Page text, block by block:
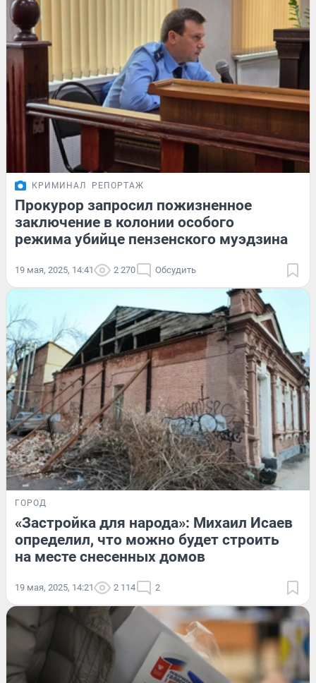
КРИМИНАЛ РЕПОРТАЖ
Прокурор запросил пожизненное
заключение в колонии особого
режима убийце пензенского муэдзина
19 мая, 2025, 14:41 2 270 Обсудить
ГОРОД
«Застройка для народа»: Михаил Исаев
определил, что можно будет строить
на месте снесенных домов
19 мая, 2025, 14:21 2 114 2